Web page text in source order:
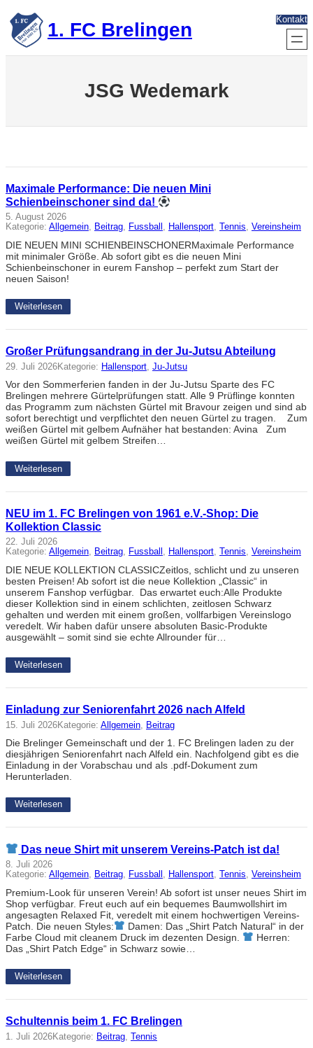
Zum
Inhalt
springen 1. FC Brelingen Kontakt
JSG Wedemark
Maximale Performance: Die neuen Mini
Schienbeinschoner sind da!
5. August 2026
Kategorie: Allgemein, Beitrag, Fussball , Hallensport, Tennis, Vereinsheim
DIE NEUEN MINI SCHIENBEINSCHONERMaximale Performance
mit minimaler Größe. Ab sofort gibt es die neuen Mini
Schienbeinschoner in eurem Fanshop – perfekt zum Start der
neuen Saison!
Weiterlesen
Großer Prüfungsandrang in der Ju-Jutsu Abteilung
29. Juli 2026Kategorie: Hallensport Ju-Jutsu
Vor den Sommerferien fanden in der Ju-Jutsu Sparte des FC
Brelingen mehrere Gürtelprüfungen statt. Alle 9 Prüflinge konnten
das Programm zum nächsten Gürtel mit Bravour zeigen und sind ab
sofort berechtigt und verpflichtet den neuen Gürtel zu tragen. Zum
weißen Gürtel mit gelbem Aufnäher hat bestanden: Avina Zum
weißen Gürtel mit gelbem Streifen…
Weiterlesen
NEU im 1. FC Brelingen von 1961 e.V.-Shop: Die
Kollektion Classic
22. Juli 2026
Kategorie: Allgemein, Beitrag, Fussball , Hallensport, Tennis, Vereinsheim
DIE NEUE KOLLEKTION CLASSICZeitlos, schlicht und zu unseren
besten Preisen! Ab sofort ist die neue Kollektion „Classic“ in
unserem Fanshop verfügbar. Das erwartet euch:Alle Produkte
dieser Kollektion sind in einem schlichten, zeitlosen Schwarz
gehalten und werden mit einem großen, vollfarbigen Vereinslogo
veredelt. Wir haben dafür unsere absoluten Basic-Produkte
ausgewählt – somit sind sie echte Allrounder für…
Weiterlesen
Einladung zur Seniorenfahrt 2026 nach Alfeld
15. Juli 2026Kategorie: Allgemein Beitrag
Die Brelinger Gemeinschaft und der 1. FC Brelingen laden zu der
diesjährigen Seniorenfahrt nach Alfeld ein. Nachfolgend gibt es die
Einladung in der Vorabschau und als .pdf-Dokument zum
Herunterladen.
Weiterlesen
Das neue Shirt mit unserem Vereins-Patch ist da!
8. Juli 2026
Kategorie: Allgemein, Beitrag, Fussball , Hallensport, Tennis, Vereinsheim
Premium-Look für unseren Verein! Ab sofort ist unser neues Shirt im
Shop verfügbar. Freut euch auf ein bequemes Baumwollshirt im
angesagten Relaxed Fit, veredelt mit einem hochwertigen Vereins-
Patch. Die neuen Styles:
Damen: Das „Shirt Patch Natural“ in der
Farbe Cloud mit cleanem Druck im dezenten Design.
Herren:
Das „Shirt Patch Edge“ in Schwarz sowie…
Weiterlesen
Schultennis beim 1. FC Brelingen
1. Juli 2026Kategorie: Beitrag Tennis